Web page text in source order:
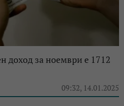
доход за ноември е 1712
09:32, 14.01.2025